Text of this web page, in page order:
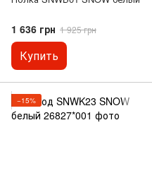
1 636 грн 1 925 грн
Купить
−15%